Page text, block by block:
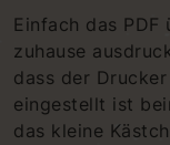
Einfach das PDF
zuhause
dass der
eingestellt ist
das kleine